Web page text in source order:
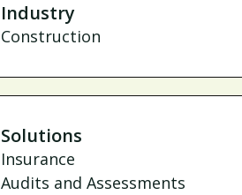
Industry
Construction
Solutions
Insurance
Audits and Assessments